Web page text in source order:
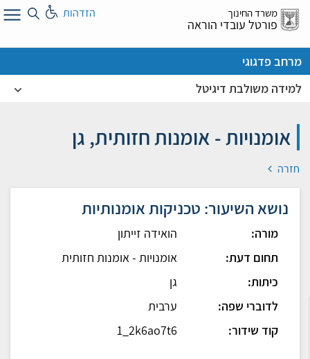
דלג
אל
משרד החינוך
פורטל עובדי הוראה
הזדהות
מרחב פדגוגי
למידה משולבת דיגיטל
אומנויות - אומנות חזותית, גן
חזרה
נושא השיעור: טכניקות אומנותיות
מורה:
הואידה זייתון
תחום דעת:
אומנויות - אומנות חזותית
כיתות:
גן
לדוברי שפה:
ערבית
קוד שידור:
1_2k6ao7t6